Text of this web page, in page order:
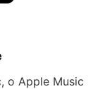
o Apple Music